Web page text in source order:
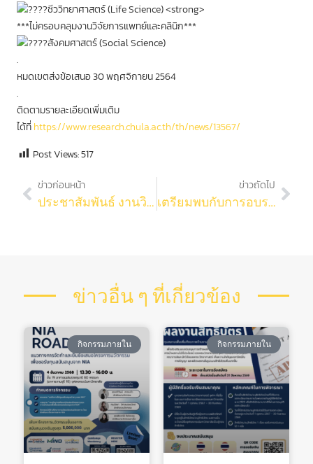
ชีววิทยาศาสตร์ (Life Science) <strong>
***ไม่ครอบคลุมงานวิจัยการแพทย์และคลินิก***
สังคมศาสตร์ (Social Science)
.
หมดเขตส่งข้อเสนอ 30 พฤศจิกายน 2564
.
ติดตามรายละเอียดเพิ่มเติม
ได้ที่https://www.research.chula.ac.th/th/news/13567/
Post Views:517
ข่าวก่อนหน้า
ประชาสัมพันธ์ งานวิจัยและบริการวิชาการ ขอเชิญคณาจารย์ คณะวิทยาศาสตร์เข้าร่วม กิจกรรมพิเศษ “จับเข่าคุย…เทคนิคขอทุนบพข.”
ข่าวถัดไป
เตรียมพบกับการอบรม รอบพิเศษ เอาใจผู้เตรียมตัวไป Conference ” Research Support Workshop Series III (Special EP.)
ข่าวอื่น ๆ ที่เกี่ยวข้อง
กิจกรรมภายใน กิจกรรมภายใน